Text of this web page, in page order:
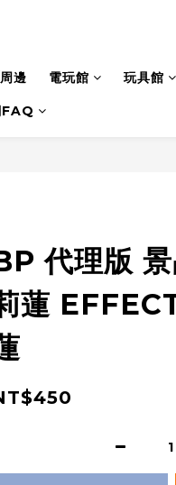
邊 電玩館 玩具館
代理版
蓮